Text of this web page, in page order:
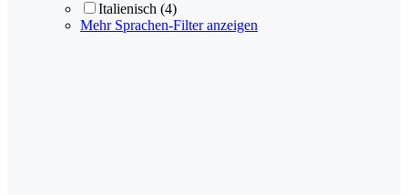
Italienisch (4)
Mehr Sprachen-Filter anzeigen